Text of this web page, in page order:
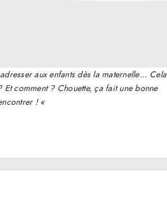
aux enfants dès la maternelle… Cela
comment ? Chouette, ça fait une bonne
! «